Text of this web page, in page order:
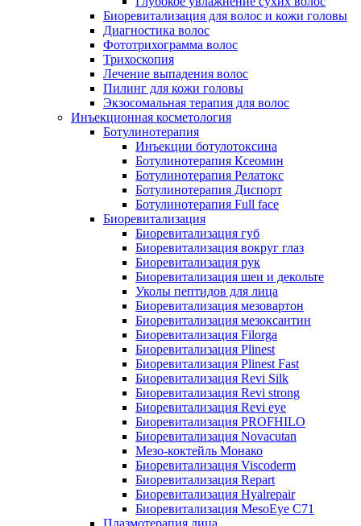
Биоревитализация для волос и кожи головы
Диагностика волос
Фототрихограмма волос
Трихоскопия
Лечение выпадения волос
Пилинг для кожи головы
Экзосомальная терапия для волос
Инъекционная косметология
Ботулинотерапия
Инъекции ботулотоксина
Ботулинотерапия Ксеомин
Ботулинотерапия Релатокс
Ботулинотерапия Диспорт
Ботулинотерапия Full face
Биоревитализация
Биоревитализация губ
Биоревитализация вокруг глаз
Биоревитализация рук
Биоревитализация шеи и декольте
Уколы пептидов для лица
Биоревитализация мезовартон
Биоревитализация мезоксантин
Биоревитализация Filorga
Биоревитализация Plinest
Биоревитализация Plinest Fast
Биоревитализация Revi Silk
Биоревитализация Revi strong
Биоревитализация Revi eye
Биоревитализация PROFHILO
Биоревитализация Novacutan
Мезо-коктейль Монако
Биоревитализация Viscoderm
Биоревитализация Repart
Биоревитализация Hyalrepair
Биоревитализация MesoEye C71
Плазмотерапия лица